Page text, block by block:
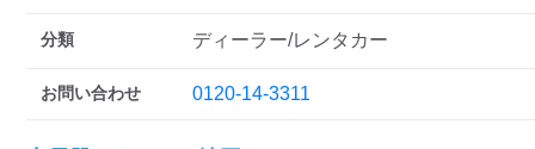
分類 ディーラー/レンタカー
お問い合わせ 0120-14-3311